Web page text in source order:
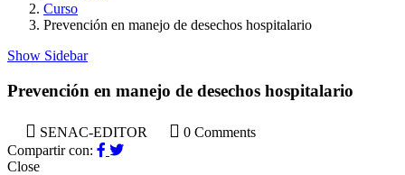
Curso
Prevención en manejo de desechos hospitalario
Show Sidebar
Prevención en manejo de desechos hospitalario
SENAC-EDITOR
0 Comments
Compartir con:
Close